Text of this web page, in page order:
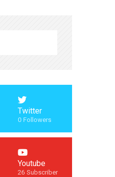
Twitter
0 Followers
Youtube
26 Subscriber